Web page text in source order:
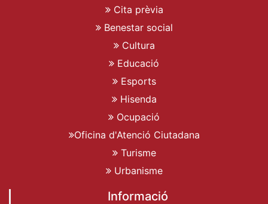
Cita prèvia
Benestar social
Cultura
Educació
Esports
Hisenda
Ocupació
Oficina d'Atenció Ciutadana
Turisme
Urbanisme
Informació